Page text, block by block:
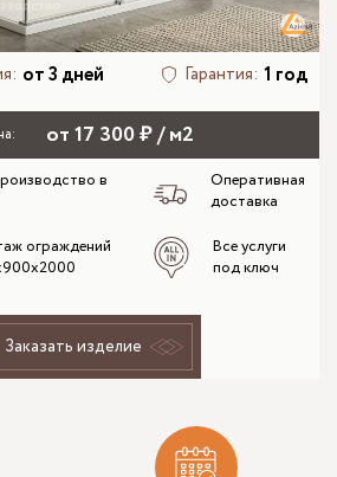
от 3 дней Гарантия: 1 год
от 17 300 ₽ / м2
в
Оперативная
доставка
ограждений
Все услуги
под ключ
Заказать изделие